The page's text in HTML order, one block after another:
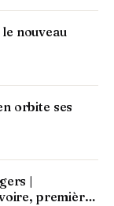
nouveau
orbite ses
|
premièr…